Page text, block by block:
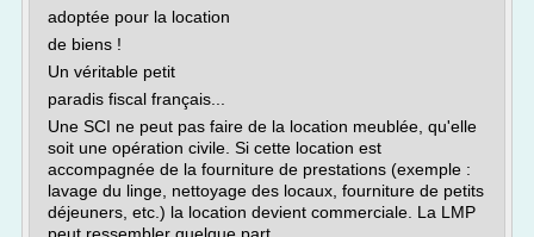
adoptée pour la location
de biens !
Un véritable petit
paradis fiscal français...
Une SCI ne peut pas faire de la location meublée, qu'elle
soit une opération civile. Si cette location est
accompagnée de la fourniture de prestations (exemple :
lavage du linge, nettoyage des locaux, fourniture de petits
déjeuners, etc.) la location devient commerciale. La LMP